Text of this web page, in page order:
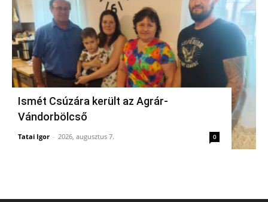
Ismét Csúzára került az Agrár-
Vándorbölcső
Tatai Igor - 2026, augusztus 7. 0